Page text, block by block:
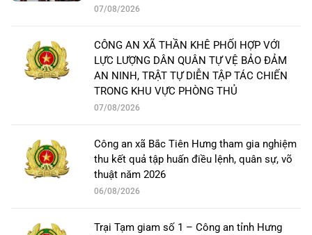
07/08/2026
CÔNG AN XÃ THẦN KHÊ PHỐI HỢP VỚI
LỰC LƯỢNG DÂN QUÂN TỰ VỆ BẢO ĐẢM
AN NINH, TRẬT TỰ DIỄN TẬP TÁC CHIẾN
TRONG KHU VỰC PHÒNG THỦ
07/08/2026
Công an xã Bắc Tiên Hưng tham gia nghiệm
thu kết quả tập huấn điều lệnh, quân sự, võ
thuật năm 2026
06/08/2026
Trại Tạm giam số 1 – Công an tỉnh Hưng